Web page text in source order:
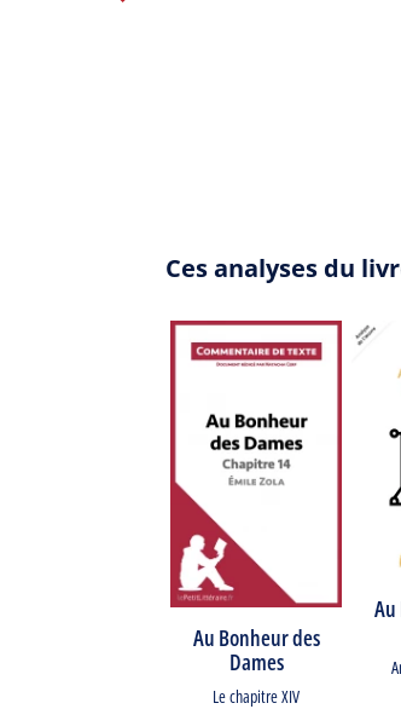
Ces analyses du
Au Bonheur des
Dames
Le chapitre XIV